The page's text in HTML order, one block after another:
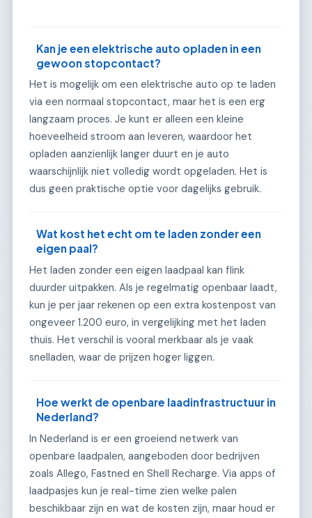
Kan je een elektrische auto opladen in een
gewoon stopcontact?
Het is mogelijk om een elektrische auto op te laden
via een normaal stopcontact, maar het is een erg
langzaam proces. Je kunt er alleen een kleine
hoeveelheid stroom aan leveren, waardoor het
opladen aanzienlijk langer duurt en je auto
waarschijnlijk niet volledig wordt opgeladen. Het is
dus geen praktische optie voor dagelijks gebruik.
Wat kost het echt om te laden zonder een
eigen paal?
Het laden zonder een eigen laadpaal kan flink
duurder uitpakken. Als je regelmatig openbaar laadt,
kun je per jaar rekenen op een extra kostenpost van
ongeveer 1.200 euro, in vergelijking met het laden
thuis. Het verschil is vooral merkbaar als je vaak
snelladen, waar de prijzen hoger liggen.
Hoe werkt de openbare laadinfrastructuur in
Nederland?
In Nederland is er een groeiend netwerk van
openbare laadpalen, aangeboden door bedrijven
zoals Allego, Fastned en Shell Recharge. Via apps of
laadpasjes kun je real-time zien welke palen
beschikbaar zijn en wat de kosten zijn, maar houd er